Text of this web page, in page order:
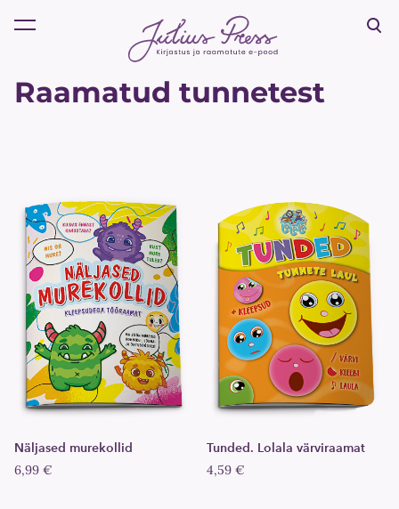
lisati ostukorvi. Vaata ostukorvi
Raamatud tunnetest
Näljased murekollid
6,99 €
Tunded. Lolala värviraamat
4,59 €